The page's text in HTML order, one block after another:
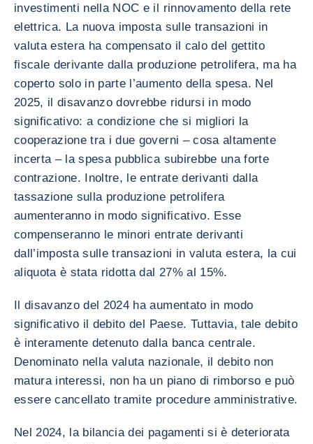
investimenti nella NOC e il rinnovamento della rete
elettrica. La nuova imposta sulle transazioni in
valuta estera ha compensato il calo del gettito
fiscale derivante dalla produzione petrolifera, ma ha
coperto solo in parte l’aumento della spesa. Nel
2025, il disavanzo dovrebbe ridursi in modo
significativo: a condizione che si migliori la
cooperazione tra i due governi – cosa altamente
incerta – la spesa pubblica subirebbe una forte
contrazione. Inoltre, le entrate derivanti dalla
tassazione sulla produzione petrolifera
aumenteranno in modo significativo. Esse
compenseranno le minori entrate derivanti
dall’imposta sulle transazioni in valuta estera, la cui
aliquota è stata ridotta dal 27% al 15%.
Il disavanzo del 2024 ha aumentato in modo
significativo il debito del Paese. Tuttavia, tale debito
è interamente detenuto dalla banca centrale.
Denominato nella valuta nazionale, il debito non
matura interessi, non ha un piano di rimborso e può
essere cancellato tramite procedure amministrative.
Nel 2024, la bilancia dei pagamenti si è deteriorata